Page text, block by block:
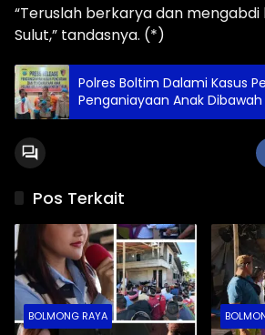
“Teruslah berkarya dan mengabdi
Sulut,” tandasnya. (*)
Polres Boltim Dalami Kasus
Penganiayaan Anak
Pos Terkait
BOLMONG RAYA